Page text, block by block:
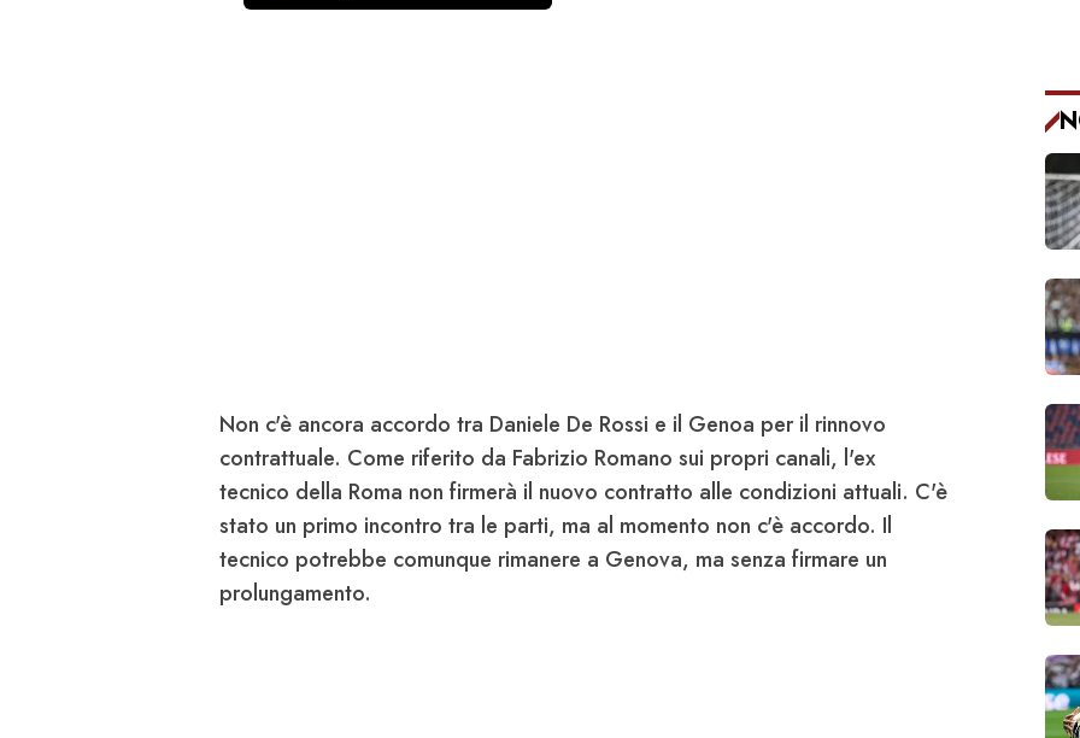
Non c'è ancora accordo tra Daniele De Rossi e il Genoa per il rinnovo
contrattuale. Come riferito da Fabrizio Romano sui propri canali, l'ex
tecnico della Roma non firmerà il nuovo contratto alle condizioni attuali. C'è
stato un primo incontro tra le parti, ma al momento non c'è accordo. Il
tecnico potrebbe comunque rimanere a Genova, ma senza firmare un
prolungamento.